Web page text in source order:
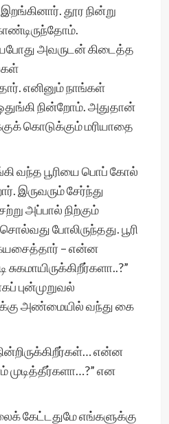
தூர நின்று
அவருடன் கிடைத்த
எனினும் நாங்கள்
நின்றோம். அதுதான்
கொடுக்கும் மரியாதை
வந்த பூரியை பொப் கோல்
இருவரும் சேர்ந்து
அப்பால் நிற்கும்
போலிருந்தது. பூரி
– என்ன
சுகமாயிருக்கிறீர்களா..?”
புன்முறுவல்
அண்மையில் வந்து கை
என்ன
என
கேட்டதுமே எங்களுக்கு